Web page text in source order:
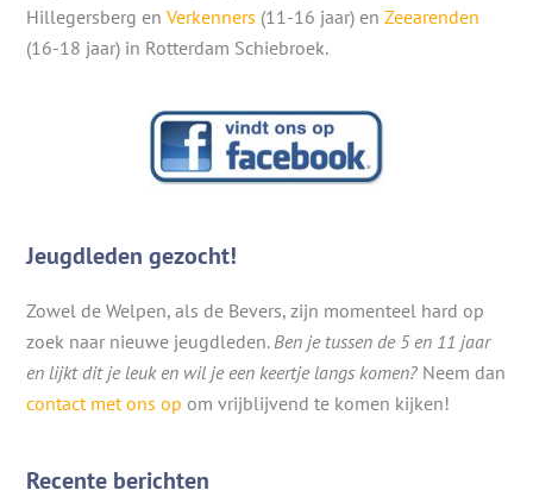
Hillegersberg enVerkenners (11-16 jaar) enZeearenden
(16-18 jaar) in Rotterdam Schiebroek.
Jeugdleden gezocht!
Zowel de Welpen, als de Bevers, zijn momenteel hard op
zoek naar nieuwe jeugdleden.Ben je tussen de 5 en 11 jaar
en lijkt dit je leuk en wil je een keertje langs komen? Neem dan
contact met ons op om vrijblijvend te komen kijken!
Recente berichten